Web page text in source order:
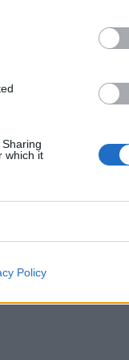
which it
Policy
το αλάτι με